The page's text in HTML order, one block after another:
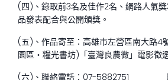
(四)、錄取前3名及佳作2名、網路人氣
品發表配合與公開頒獎。
(五)、作品寄至：高雄市左營區南大路4
園區‧糧光書坊)「臺灣良農微」電影徵
(六)、聯絡電話：07-5882751 聯